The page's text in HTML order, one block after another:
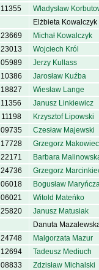
11355 Władysław
Elżbieta Kowalczyk
23669 Michał Kowalczyk
23013 Wojciech Król
05989 Jerzy Kullass
10386 Jarosław Kuźba
18827 Wiesław Lange
11356 Janusz Linkiewicz
11198 Krzysztof Lipowski
09735 Czesław Majewski
17728 Grzegorz
22171 Barbara
24736 Grzegorz
06018 Bogusław
06021 Witold Mateńko
25820 Janusz Matusiak
Danuta
24748 Malgorzata Mazur
12694 Tadeusz Mediuch
08833 Zdzisław Michalski